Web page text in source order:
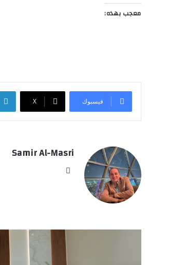
معجب بهذه:
فيسبوك ‫X
Samir Al-Masri